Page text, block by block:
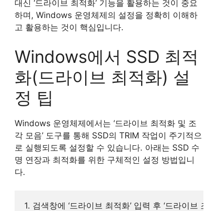
대신 ‘드라이브 최적화’ 기능을 활용하는 것이 중요
하며, Windows 운영체제의 설정을 정확히 이해하
고 활용하는 것이 핵심입니다.
Windows에서 SSD 최적
화(드라이브 최적화) 설
정 팁
Windows 운영체제에서는 ‘드라이브 최적화 및 조
각 모음’ 도구를 통해 SSD의 TRIM 작업이 주기적으
로 실행되도록 설정할 수 있습니다. 아래는 SSD 수
명 연장과 최적화를 위한 구체적인 설정 방법입니
다.
1. 검색창에 ‘드라이브 최적화’ 입력 후 ‘드라이브 조